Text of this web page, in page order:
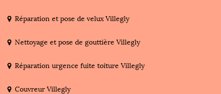
Réparation et pose de velux Villegly
Nettoyage et pose de gouttière Villegly
Réparation urgence fuite toiture Villegly
Couvreur Villegly